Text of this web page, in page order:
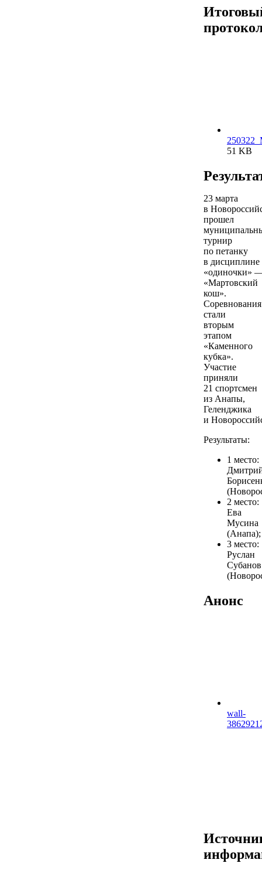
51 KB
23 марта
в
прошел
турнир
по петанку
в дисциплине
«одиночки»
«Мартовский
кош».
Соревнования
стали
вторым
этапом
«Каменного
кубка».
Участие
приняли
21 спортсмен
из Анапы,
Геленджика
и
Результаты:
1 место:
2 место:
Ева
Мусина
(Анапа);
3 место:
Руслан
Субанов
Анонс
wall-